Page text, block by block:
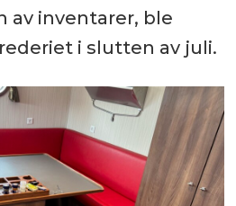
av inventarer, ble
i slutten av juli.